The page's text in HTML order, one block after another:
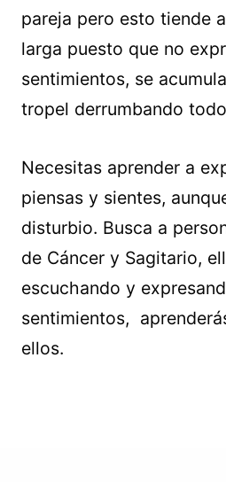
pareja pero esto tiende
larga puesto que no
sentimientos, se
tropel derrumbando
Necesitas aprender a
piensas y sientes,
disturbio. Busca a
de Cáncer y Sagitario,
escuchando y
sentimientos,
ellos.